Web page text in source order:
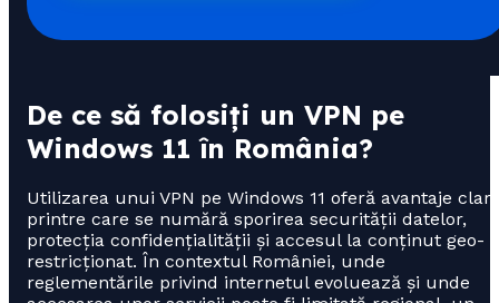
De ce să folosiți un VPN pe
Windows 11 în România?
Utilizarea unui VPN pe Windows 11 oferă avantaje
printre care se numără sporirea securității datelor,
protecția confidențialității și accesul la conținut geo-
restricționat. În contextul României, unde
reglementările privind internetul evoluează și unde